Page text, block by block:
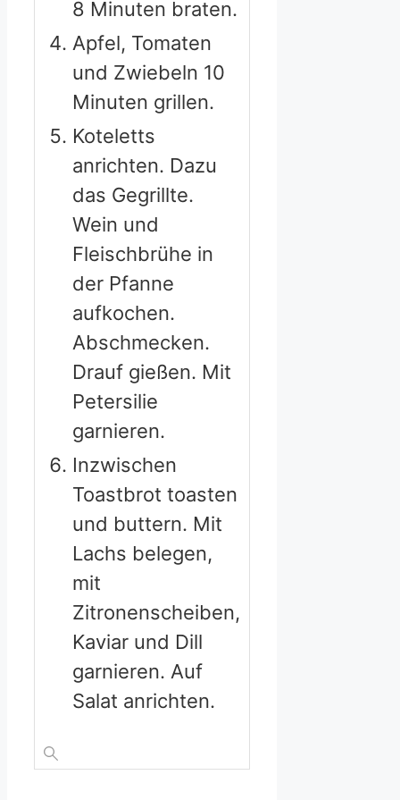
8 Minuten braten.
Apfel, Tomaten
und Zwiebeln 10
Minuten grillen.
Koteletts
anrichten. Dazu
das Gegrillte.
Wein und
Fleischbrühe in
der Pfanne
aufkochen.
Abschmecken.
Drauf gießen. Mit
Petersilie
garnieren.
Inzwischen
Toastbrot toasten
und buttern. Mit
Lachs belegen,
mit
Zitronenscheiben,
Kaviar und Dill
garnieren. Auf
Salat anrichten.